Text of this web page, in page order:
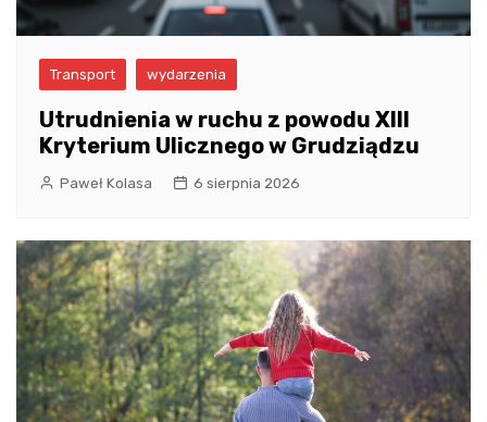
Transport wydarzenia
Utrudnienia w ruchu z powodu XIII
Kryterium Ulicznego w Grudziądzu
Paweł Kolasa 6 sierpnia 2026